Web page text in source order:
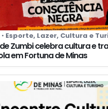
Esporte, Lazer, Cultura e
Zumbi celebra cultura e
em Fortuna de Minas